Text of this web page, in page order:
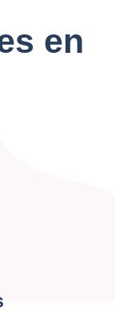
en